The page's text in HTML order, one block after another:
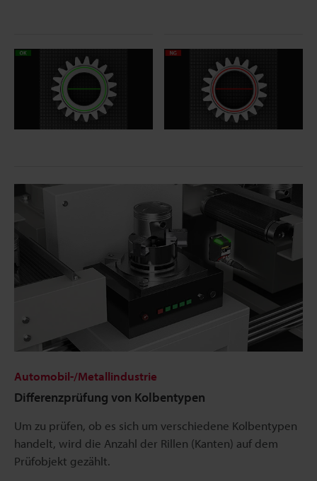
Automobil-/Metallindustrie
Differenzprüfung von Kolbentypen
Um zu prüfen, ob es sich um verschiedene Kolbentypen
handelt, wird die Anzahl der Rillen (Kanten) auf dem
Prüfobjekt gezählt.